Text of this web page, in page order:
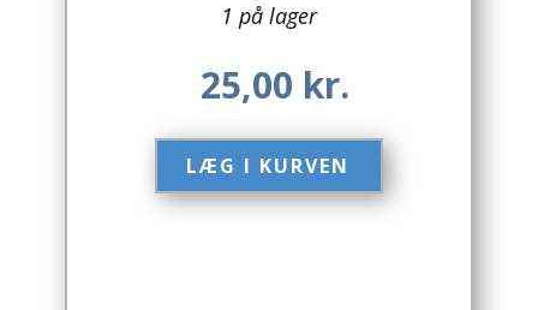
Australien
1 på lager
25,00 kr.
LÆG I KURVEN​